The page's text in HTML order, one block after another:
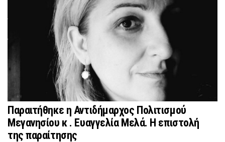
Παραιτήθηκε η Αντιδήμαρχος Πολιτισμού
Μεγανησίου κ . Ευαγγελία Μελά. Η επιστολή
της παραίτησης